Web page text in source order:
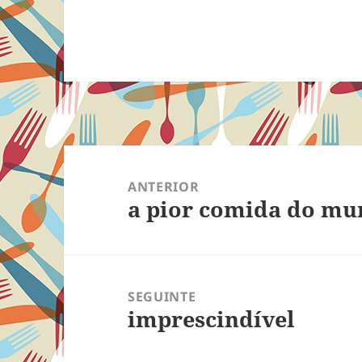
Navegação
de
ANTERIOR
Post
a pior comida do
SEGUINTE
Próximo
imprescindível